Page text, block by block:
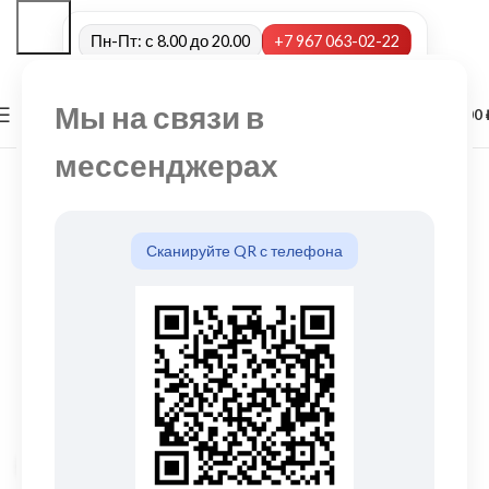
Мы на связи в
мессенджерах
Сканируйте QR с телефона
Пн-Пт: с 8.00 до 20.00 +7 967 063-02-22
МЕНЮ 0,00
Нажмите, чтобы увеличить